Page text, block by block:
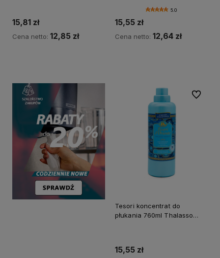
15,81 zł
Cena netto: 12,85 zł
5.0
15,55 zł
Cena netto: 12,64 zł
Tesori koncentrat do
płukania 760ml Thalasso
15,55 zł
Do